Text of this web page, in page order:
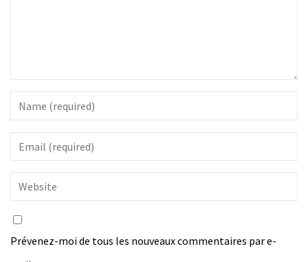
Prévenez-moi de tous les nouveaux commentaires par e-